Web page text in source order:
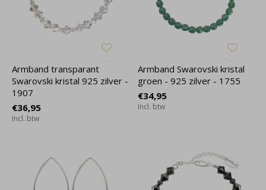
Armband transparant
Swarovski kristal 925 zilver -
1907
€36,95
Incl. btw
Armband Swarovski kristal
groen - 925 zilver - 1755
€34,95
Incl. btw